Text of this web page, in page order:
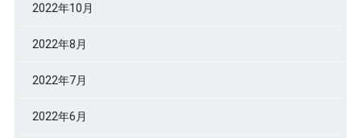
2022年10月
2022年8月
2022年7月
2022年6月